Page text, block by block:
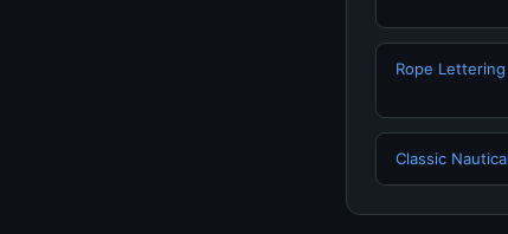
Rope Lettering
Classic